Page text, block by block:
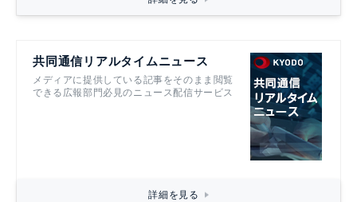
共同通信リアルタイムニュース
メディアに提供している記事をそのまま閲覧
できる広報部門必見のニュース配信サービス
詳細を見る